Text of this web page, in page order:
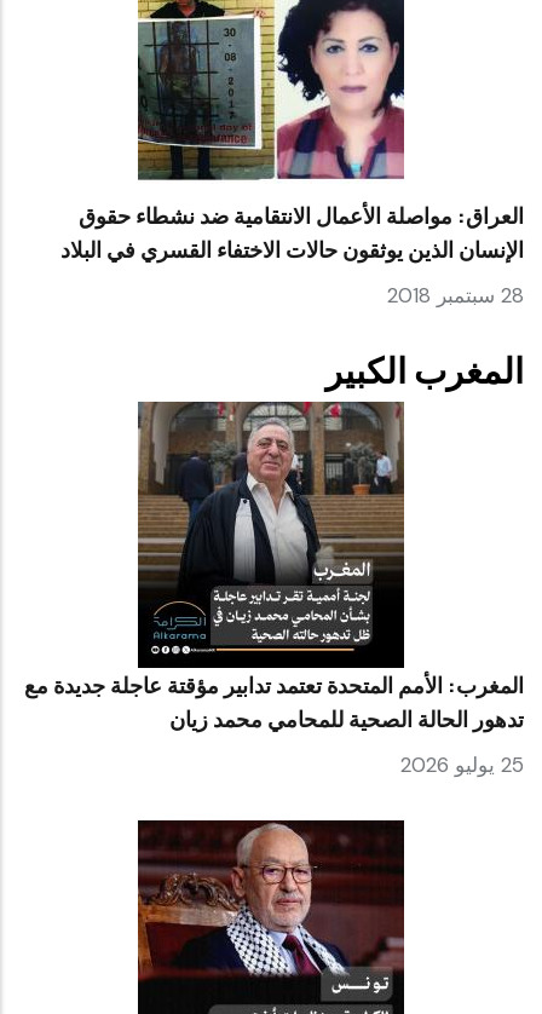
العراق: مواصلة الأعمال الانتقامية ضد نشطاء حقوق
الإنسان الذين يوثقون حالات الاختفاء القسري في البلاد
28 سبتمبر 2018
المغرب الكبير
المغرب: الأمم المتحدة تعتمد تدابير مؤقتة عاجلة جديدة مع
تدهور الحالة الصحية للمحامي محمد زيان
25 يوليو 2026